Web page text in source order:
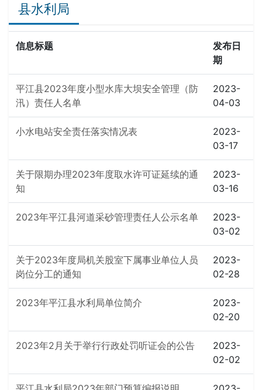
县水利局
信息标题
发布日
期
平江县2023年度小型水库大坝安全管理（防
汛）责任人名单
2023-
04-03
小水电站安全责任落实情况表
2023-
03-17
关于限期办理2023年度取水许可证延续的通
知
2023-
03-16
2023年平江县河道采砂管理责任人公示名单
2023-
03-02
关于2023年度局机关股室下属事业单位人员
岗位分工的通知
2023-
02-28
2023年平江县水利局单位简介
2023-
02-20
2023年2月关于举行行政处罚听证会的公告
2023-
02-02